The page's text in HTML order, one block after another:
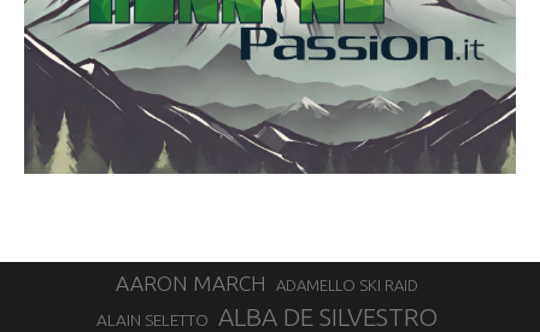
AARON MARCH ADAMELLO SKI RAID
ALAIN SELETTO ALBA DE SILVESTRO